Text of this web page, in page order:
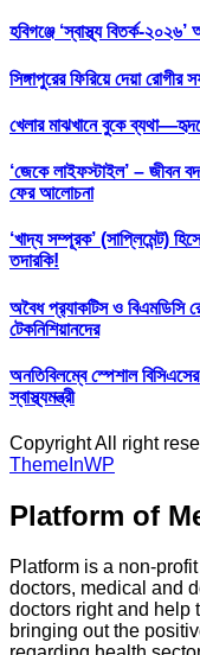
হবিগঞ্জে ‘স্বাস্থ্য বিতর্ক-২০২৬’
সিঙ্গাপুরের ফিরিয়ে দেয়া
খেলার মাঝখানে বুকে
‘জেকে লাইফস্টাইল’ – জীবন
ফের আলোচনা
‘খাদ্য সম্পূরক’ (সাপ্লিমেন্ট)
তদারকি!
অবৈধ প্র‍্যাকটিস ও বিএমডিসি
টেকনিশিয়ানদের
অনতিবিলম্বে স্পেশাল
স্বাস্থ্যমন্ত্রী
Copyright All right
ThemeInWP
Platform of
Platform is a non-
doctors, medical and
doctors right and help
bringing out the